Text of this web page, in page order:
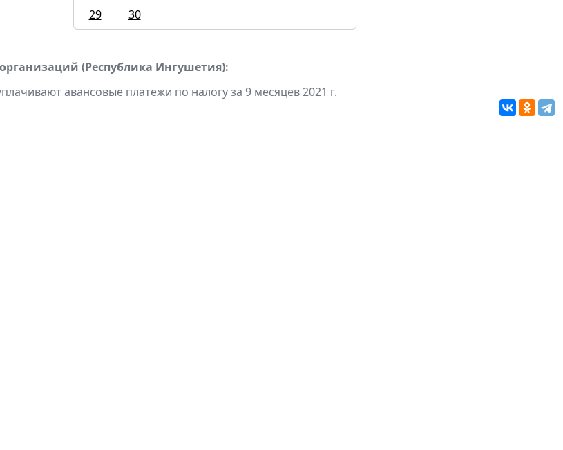
29
30
(Республика Ингушетия):
авансовые платежи по налогу за 9 месяцев 2021 г.